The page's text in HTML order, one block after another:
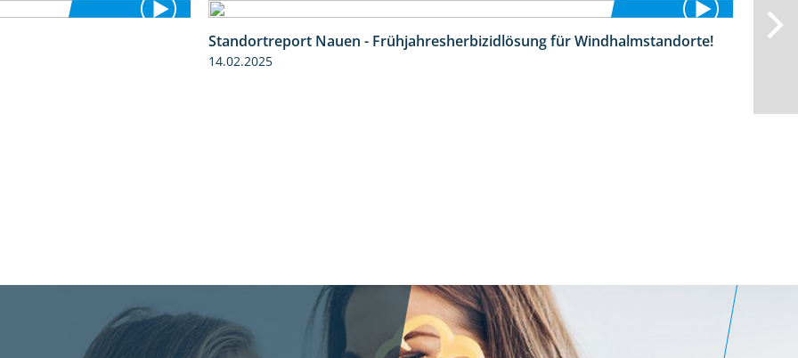
3:45
Standortreport Nauen - Frühjahresherbizidlösung für Windhalmstandorte!
14.02.2025